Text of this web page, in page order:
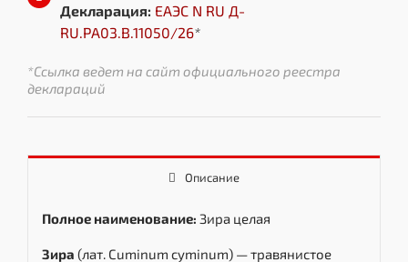
Декларация: ЕАЭС N RU Д-
RU.РА03.В.11050/26*
*Ссылка ведет на сайт официального реестра
деклараций
Описание
Полное наименование: Зира целая
Зира (лат. Cuminum cyminum) — травянистое